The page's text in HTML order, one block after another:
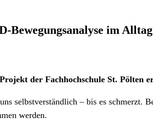
Bewegungsanalyse im Alltag
der Fachhochschule St. Pölten
selbstverständlich – bis es
werden.